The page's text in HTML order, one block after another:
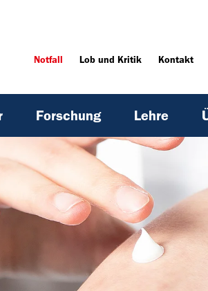
Notfall Lob und Kritik Kontakt
Forschung Lehre